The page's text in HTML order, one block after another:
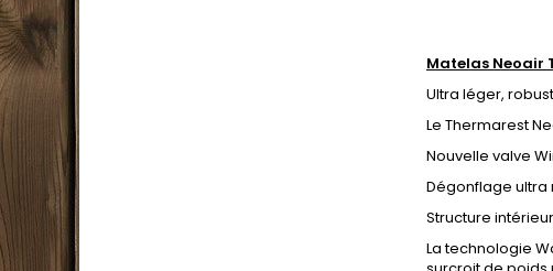
Matelas Neoair
Ultra léger,
Le Thermarest
Nouvelle valve
Dégonflage ultra
Structure
La technologie